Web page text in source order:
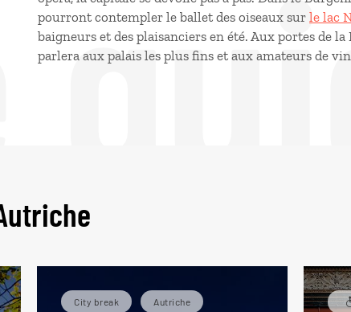
pourront contempler le ballet des oiseaux sur le lac
baigneurs et des plaisanciers en été. Aux portes de
parlera aux palais les plus fins et aux amateurs de
City break Autriche